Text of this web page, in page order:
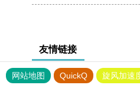
友情链接
网站地图 QuickQ 旋风加速